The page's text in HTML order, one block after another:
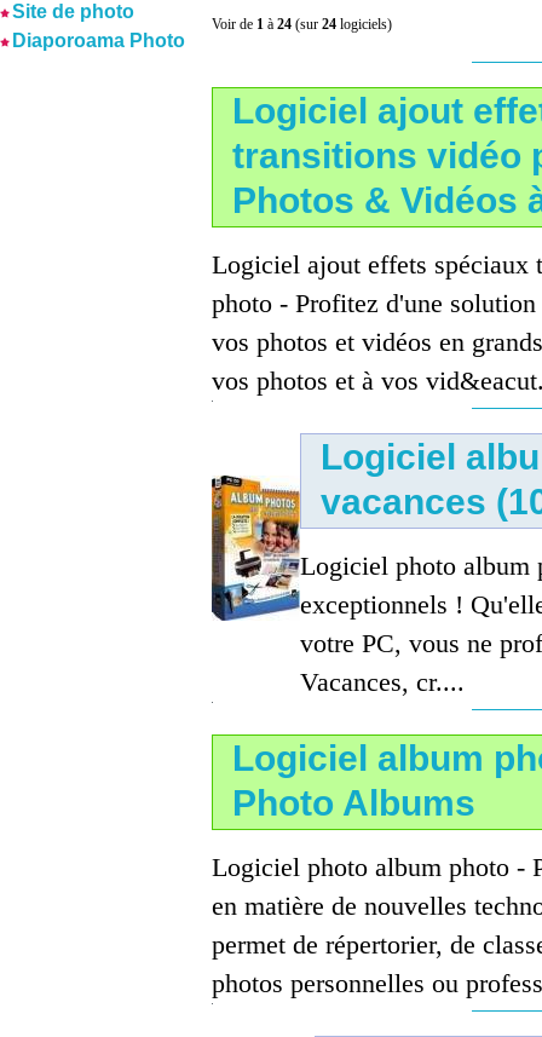
Site de photo
Diaporoama Photo
Voir de 1 à 24 (sur 24 logiciels)
Logiciel ajout
transitions vidéo
Photos & Vidéos
Logiciel ajout effets spéciaux
photo - Profitez d'une
vos photos et vidéos en
vos photos et à vos
Logiciel
vacances
Logiciel photo album
exceptionnels !
votre PC, vous ne
Vacances, cr....
Logiciel album
Photo Albums
Logiciel photo album photo -
en matière de nouvelles
permet de répertorier, de
photos personnelles ou